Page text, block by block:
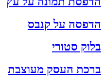
הדפסה על קנבס
בלוק סטורי
ברכת העסק מעוצבת